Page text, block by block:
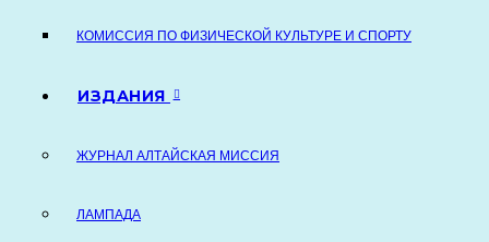
КОМИССИЯ ПО ФИЗИЧЕСКОЙ КУЛЬТУРЕ И СПОРТУ
ИЗДАНИЯ
ЖУРНАЛ АЛТАЙСКАЯ МИССИЯ
ЛАМПАДА